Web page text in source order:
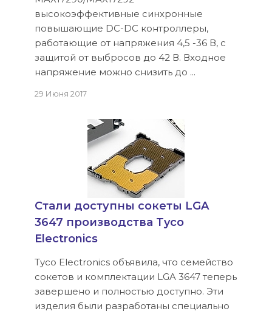
высокоэффективные синхронные
повышающие DC-DC контроллеры,
работающие от напряжения 4,5 -36 В, с
защитой от выбросов до 42 В. Входное
напряжение можно снизить до ...
29 Июня 2017
Стали доступны сокеты LGA
3647 производства Tyco
Electronics
Tyco Electronics объявила, что семейство
сокетов и комплектации LGA 3647 теперь
завершено и полностью доступно. Эти
изделия были разработаны специально